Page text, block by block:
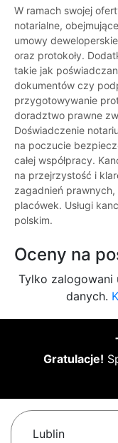
W ramach swojej
notarialne,
umowy
oraz protokoły.
takie jak
dokumentów czy
przygotowywanie
doradztwo prawne
Doświadczenie
na poczucie
całej współpracy.
na przejrzystość i
zagadnień
placówek. Usługi
polskim.
Oceny na
Tylko
danych.
Gratulacje!
Lublin